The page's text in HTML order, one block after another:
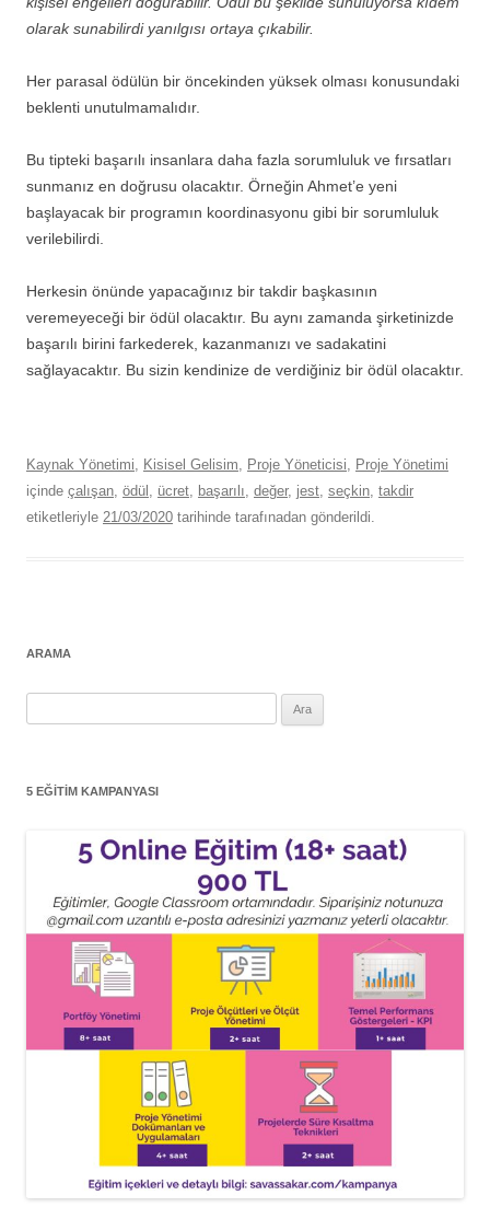
olarak sunabilirdi yanılgısı ortaya çıkabilir.
Her parasal ödülün bir öncekinden yüksek olması konusundaki
beklenti unutulmamalıdır.
Bu tipteki başarılı insanlara daha fazla sorumluluk ve fırsatları
sunmanız en doğrusu olacaktır. Örneğin Ahmet’e yeni
başlayacak bir programın koordinasyonu gibi bir sorumluluk
verilebilirdi.
Herkesin önünde yapacağınız bir takdir başkasının
veremeyeceği bir ödül olacaktır. Bu aynı zamanda şirketinizde
başarılı birini farkederek, kazanmanızı ve sadakatini
sağlayacaktır. Bu sizin kendinize de verdiğiniz bir ödül olacaktır.
Kaynak Yönetimi, Kisisel Gelisim, Proje Yöneticisi, Proje Yönetimi
içinde çalışan, ödül , ücret, başarılı, değer, jest, seçkin, takdir
etiketleriyle 21/03/2020 tarihinde tarafınadan gönderildi.
ARAMA
5 EĞITIM KAMPANYASI